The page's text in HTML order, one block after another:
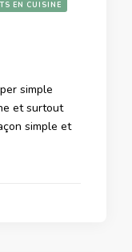
EN CUISINE
simple
et surtout
simple et